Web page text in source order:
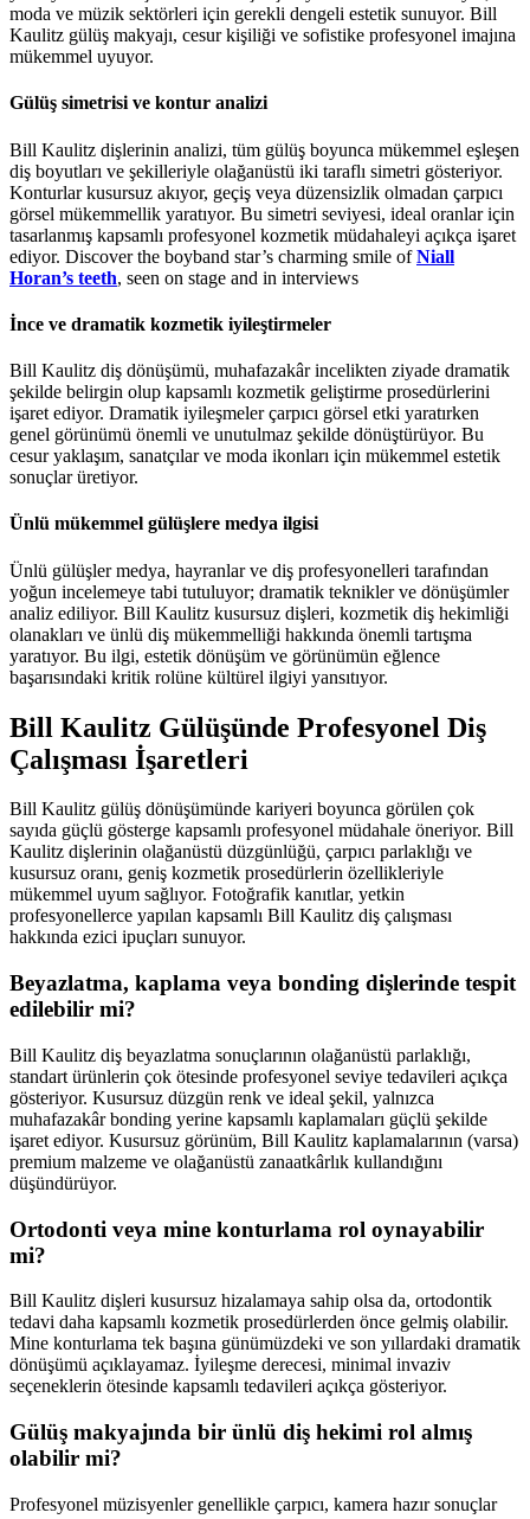
moda ve müzik sektörleri için gerekli dengeli estetik sunuyor. Bill
Kaulitz gülüş makyajı, cesur kişiliği ve sofistike profesyonel imajına
mükemmel uyuyor.
Gülüş simetrisi ve kontur analizi
Bill Kaulitz dişlerinin analizi, tüm gülüş boyunca mükemmel eşleşen
diş boyutları ve şekilleriyle olağanüstü iki taraflı simetri gösteriyor.
Konturlar kusursuz akıyor, geçiş veya düzensizlik olmadan çarpıcı
görsel mükemmellik yaratıyor. Bu simetri seviyesi, ideal oranlar için
tasarlanmış kapsamlı profesyonel kozmetik müdahaleyi açıkça işaret
ediyor. Discover the boyband star’s charming smile ofNiall
Horan’s teeth, seen on stage and in interviews
İnce ve dramatik kozmetik iyileştirmeler
Bill Kaulitz diş dönüşümü, muhafazakâr incelikten ziyade dramatik
şekilde belirgin olup kapsamlı kozmetik geliştirme prosedürlerini
işaret ediyor. Dramatik iyileşmeler çarpıcı görsel etki yaratırken
genel görünümü önemli ve unutulmaz şekilde dönüştürüyor. Bu
cesur yaklaşım, sanatçılar ve moda ikonları için mükemmel estetik
sonuçlar üretiyor.
Ünlü mükemmel gülüşlere medya ilgisi
Ünlü gülüşler medya, hayranlar ve diş profesyonelleri tarafından
yoğun incelemeye tabi tutuluyor; dramatik teknikler ve dönüşümler
analiz ediliyor. Bill Kaulitz kusursuz dişleri, kozmetik diş hekimliği
olanakları ve ünlü diş mükemmelliği hakkında önemli tartışma
yaratıyor. Bu ilgi, estetik dönüşüm ve görünümün eğlence
başarısındaki kritik rolüne kültürel ilgiyi yansıtıyor.
Bill Kaulitz Gülüşünde Profesyonel Diş
Çalışması İşaretleri
Bill Kaulitz gülüş dönüşümünde kariyeri boyunca görülen çok
sayıda güçlü gösterge kapsamlı profesyonel müdahale öneriyor. Bill
Kaulitz dişlerinin olağanüstü düzgünlüğü, çarpıcı parlaklığı ve
kusursuz oranı, geniş kozmetik prosedürlerin özellikleriyle
mükemmel uyum sağlıyor. Fotoğrafik kanıtlar, yetkin
profesyonellerce yapılan kapsamlı Bill Kaulitz diş çalışması
hakkında ezici ipuçları sunuyor.
Beyazlatma, kaplama veya bonding dişlerinde tespit
edilebilir mi?
Bill Kaulitz diş beyazlatma sonuçlarının olağanüstü parlaklığı,
standart ürünlerin çok ötesinde profesyonel seviye tedavileri açıkça
gösteriyor. Kusursuz düzgün renk ve ideal şekil, yalnızca
muhafazakâr bonding yerine kapsamlı kaplamaları güçlü şekilde
işaret ediyor. Kusursuz görünüm, Bill Kaulitz kaplamalarının (varsa)
premium malzeme ve olağanüstü zanaatkârlık kullandığını
düşündürüyor.
Ortodonti veya mine konturlama rol oynayabilir
mi?
Bill Kaulitz dişleri kusursuz hizalamaya sahip olsa da, ortodontik
tedavi daha kapsamlı kozmetik prosedürlerden önce gelmiş olabilir.
Mine konturlama tek başına günümüzdeki ve son yıllardaki dramatik
dönüşümü açıklayamaz. İyileşme derecesi, minimal invaziv
seçeneklerin ötesinde kapsamlı tedavileri açıkça gösteriyor.
Gülüş makyajında bir ünlü diş hekimi rol almış
olabilir mi?
Profesyonel müzisyenler genellikle çarpıcı, kamera hazır sonuçlar